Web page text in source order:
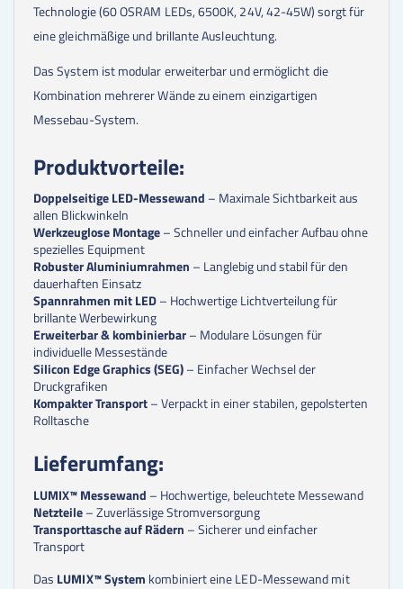
Technologie (60 OSRAM LEDs, 6500K, 24V, 42-45W) sorgt für
eine gleichmäßige und brillante Ausleuchtung.
Das System ist modular erweiterbar und ermöglicht die
Kombination mehrerer Wände zu einem einzigartigen
Messebau-System.
Produktvorteile:
Doppelseitige LED-Messewand – Maximale Sichtbarkeit aus
allen Blickwinkeln
Werkzeuglose Montage– Schneller und einfacher Aufbau ohne
spezielles Equipment
Robuster Aluminiumrahmen – Langlebig und stabil für den
dauerhaften Einsatz
Spannrahmen mit LED– Hochwertige Lichtverteilung für
brillante Werbewirkung
Erweiterbar & kombinierbar– Modulare Lösungen für
individuelle Messestände
Silicon Edge Graphics (SEG)– Einfacher Wechsel der
Druckgrafiken
Kompakter Transport– Verpackt in einer stabilen, gepolsterten
Rolltasche
Lieferumfang:
LUMIX™ Messewand – Hochwertige, beleuchtete Messewand
Netzteile– Zuverlässige Stromversorgung
Transporttasche auf Rädern – Sicherer und einfacher
Transport
Das LUMIX™ System kombiniert eine LED-Messewand mit